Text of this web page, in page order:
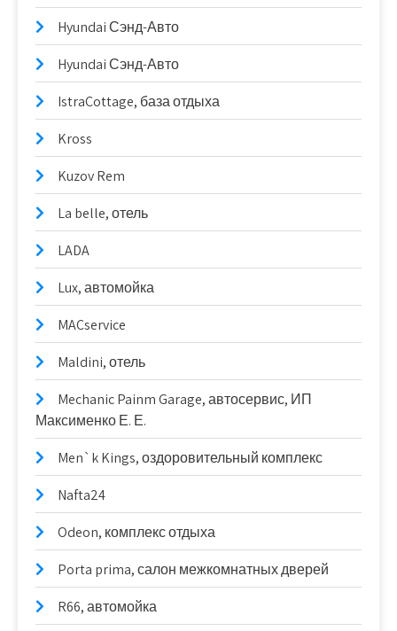
Hyundai Сэнд-Авто
Hyundai Сэнд-Авто
IstraCottage, база отдыха
Kross
Kuzov Rem
La belle, отель
LADA
Lux, автомойка
MACservice
Maldini, отель
Mechanic Painm Garage, автосервис, ИП
Максименко Е. Е.
Men`k Kings, оздоровительный комплекс
Nafta24
Odeon, комплекс отдыха
Porta prima, салон межкомнатных дверей
R66, автомойка